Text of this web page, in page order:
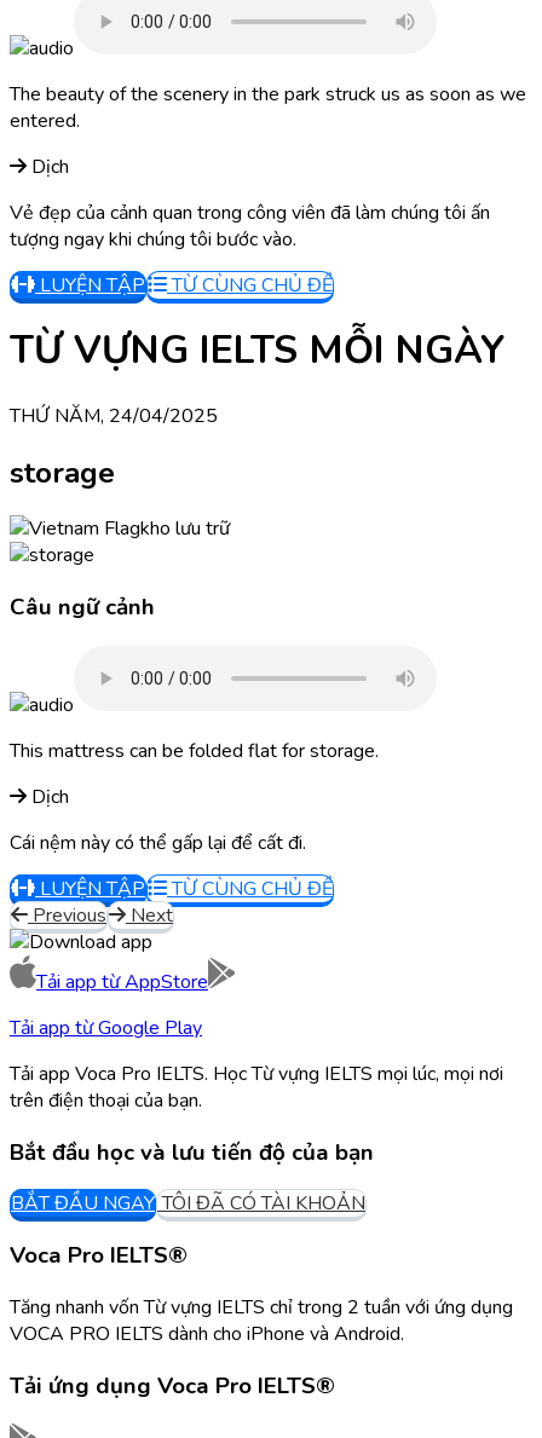
The beauty of the scenery in the park struck us as soon as we
entered.
Dịch
Vẻ đẹp của cảnh quan trong công viên đã làm chúng tôi ấn
tượng ngay khi chúng tôi bước vào.
LUYỆN TẬP
TỪ CÙNG CHỦ ĐỀ
TỪ VỰNG IELTS MỖI NGÀY
THỨ NĂM, 24/04/2025
storage
kho lưu trữ
Câu ngữ cảnh
This mattress can be folded flat for storage.
Dịch
Cái nệm này có thể gấp lại để cất đi.
LUYỆN TẬP
TỪ CÙNG CHỦ ĐỀ
Previous
Next
Tải app từAppStore
Tải app từGoogle Play
Tải app Voca Pro IELTS. Học Từ vựng IELTS mọi lúc, mọi nơi
trên điện thoại của bạn.
Bắt đầu học và lưu tiến độ của bạn
BẮT ĐẦU NGAY TÔI ĐÃ CÓ TÀI KHOẢN
Voca Pro IELTS®
Tăng nhanh vốn Từ vựng IELTS chỉ trong 2 tuần với ứng dụng
VOCA PRO IELTS dành cho iPhone và Android.
Tải ứng dụng Voca Pro IELTS®